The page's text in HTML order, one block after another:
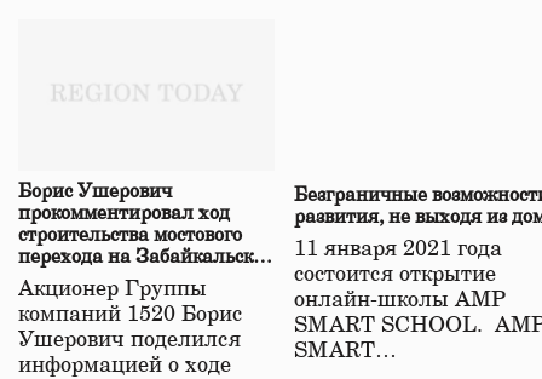
Борис Ушерович
прокомментировал ход
строительства мостового
перехода на Забайкальской
железной дороге
Акционер Группы
компаний 1520 Борис
Ушерович поделился
информацией о ходе
Безграничные
развития, не выходя из
11 января 2021 года
состоится открытие
онлайн-школы АМР
SMART SCHOOL.
SMART…